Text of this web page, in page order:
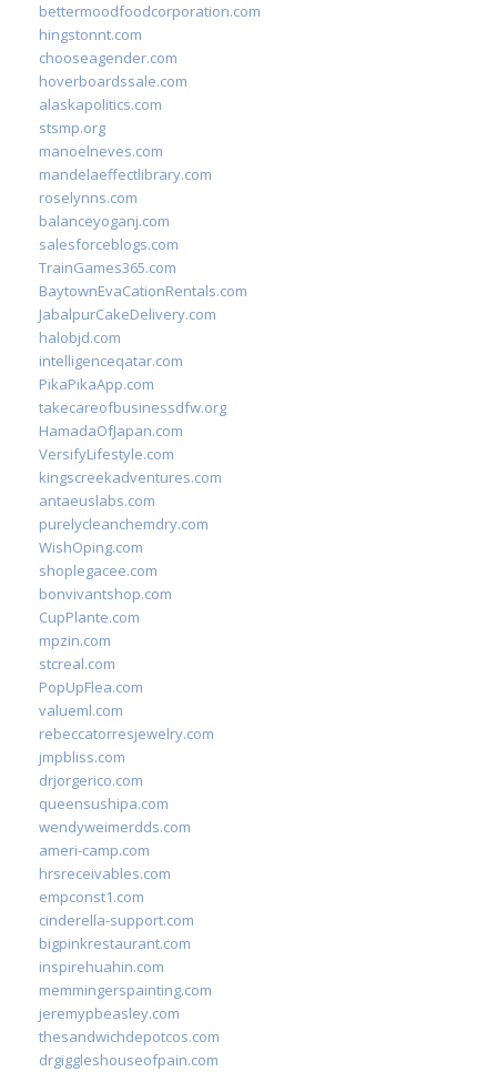
bettermoodfoodcorporation.com
hingstonnt.com
chooseagender.com
hoverboardssale.com
alaskapolitics.com
stsmp.org
manoelneves.com
mandelaeffectlibrary.com
roselynns.com
balanceyoganj.com
salesforceblogs.com
TrainGames365.com
BaytownEvaCationRentals.com
JabalpurCakeDelivery.com
halobjd.com
intelligenceqatar.com
PikaPikaApp.com
takecareofbusinessdfw.org
HamadaOfJapan.com
VersifyLifestyle.com
kingscreekadventures.com
antaeuslabs.com
purelycleanchemdry.com
WishOping.com
shoplegacee.com
bonvivantshop.com
CupPlante.com
mpzin.com
stcreal.com
PopUpFlea.com
valueml.com
rebeccatorresjewelry.com
jmpbliss.com
drjorgerico.com
queensushipa.com
wendyweimerdds.com
ameri-camp.com
hrsreceivables.com
empconst1.com
cinderella-support.com
bigpinkrestaurant.com
inspirehuahin.com
memmingerspainting.com
jeremypbeasley.com
thesandwichdepotcos.com
drgiggleshouseofpain.com